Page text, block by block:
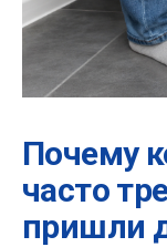
Почему
часто
пришли